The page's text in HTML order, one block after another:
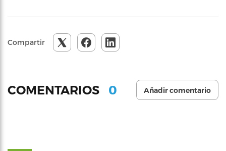
Compartir
COMENTARIOS 0 Añadir comentario